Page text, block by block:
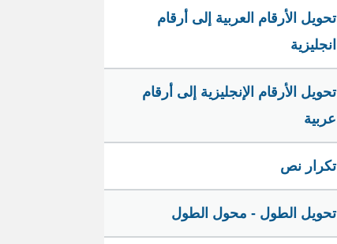
تحويل الأرقام العربية إلى أرقام
انجليزية
تحويل الأرقام الإنجليزية إلى أرقام
عربية
تكرار نص
تحويل الطول - محول الطول